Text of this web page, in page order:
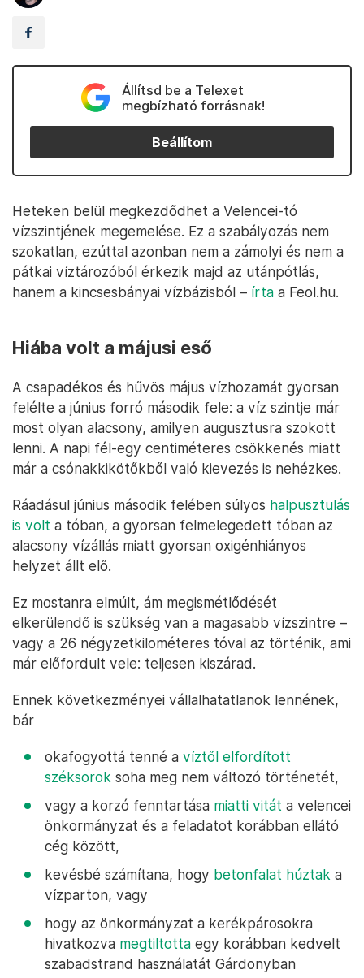
Állítsd be a Telexet
megbízható forrásnak!
Beállítom
Heteken belül megkezdődhet a Velencei-tó
vízszintjének megemelése. Ez a szabályozás nem
szokatlan, ezúttal azonban nem a zámolyi és nem a
pátkai víztározóból érkezik majd az utánpótlás,
hanem a kincsesbányai vízbázisból – írta a Feol.hu.
Hiába volt a májusi eső
A csapadékos és hűvös május vízhozamát gyorsan
felélte a június forró második fele: a víz szintje már
most olyan alacsony, amilyen augusztusra szokott
lenni. A napi fél-egy centiméteres csökkenés miatt
már a csónakkikötőkből való kievezés is nehézkes.
Ráadásul június második felében súlyos halpusztulás
is volt a tóban, a gyorsan felmelegedett tóban az
alacsony vízállás miatt gyorsan oxigénhiányos
helyzet állt elő.
Ez mostanra elmúlt, ám megismétlődését
elkerülendő is szükség van a magasabb vízszintre –
vagy a 26 négyzetkilométeres tóval az történik, ami
már előfordult vele: teljesen kiszárad.
Ennek következményei vállalhatatlanok lennének,
bár
okafogyottá tenné a víztől elfordított
széksorok soha meg nem változó történetét,
vagy a korzó fenntartása miatti vitát a velencei
önkormányzat és a feladatot korábban ellátó
cég között,
kevésbé számítana, hogy betonfalat húztak a
vízparton, vagy
hogy az önkormányzat a kerékpárosokra
hivatkozva megtiltotta egy korábban kedvelt
szabadstrand használatát Gárdonyban